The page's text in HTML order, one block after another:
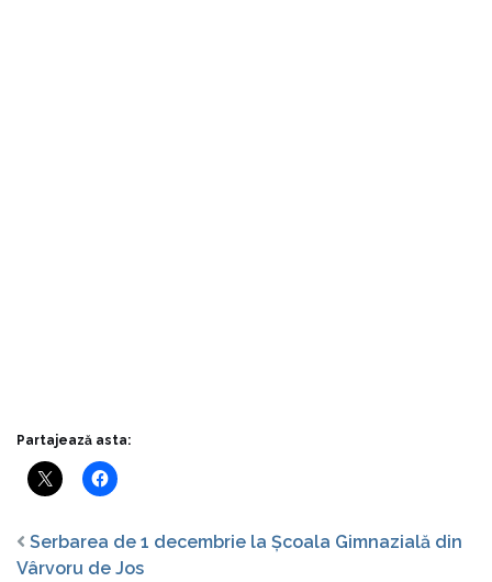
Partajează asta:
Serbarea de 1 decembrie la Școala Gimnazială din
Vârvoru de Jos